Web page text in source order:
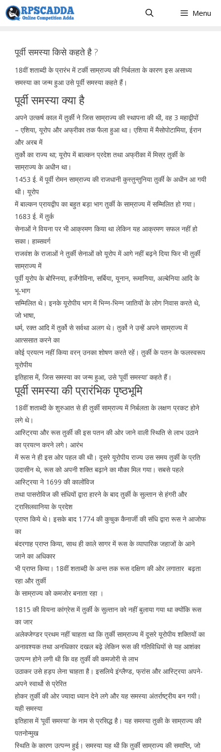
Skip
to
Menu
पूर्वी समस्या किसे कहते है ?
18वीं शताब्दी के प्रारंभ में टर्की साम्राज्य की निर्बलता के कारण इस असाध्य
समस्या का जन्म हुआ उसे पूर्वी समस्या कहते हैं।
पूर्वी समस्या क्या है
अपने उत्कर्ष काल में तुर्की ने जिस साम्राज्य की स्थापना की थी, वह 3 महाद्वीपों
– एशिया, यूरोप और अफ्रीका तक फैला हुआ था। एशिया में मैसोपोटामिया, ईरान
और अरब में
तुर्को का राज्य था; यूरोप में बाल्कन प्रदेश तथा अफ्रीका में मिस्र तुर्की के
साम्राज्य के अधीन था।
1453 ई. में पूर्वी रोमन साम्राज्य की राजधानी कुस्तुन्तुनिया तुर्की के अधीन आ गयी
थी। यूरोप
में बाल्कन प्रायद्वीप का बहुत बड़ा भाग तुर्की के साम्राज्य में सम्मिलित हो गया।
1683 ई. में तुर्क
सेनाओं ने वियना पर भी आक्रमण किया था लेकिन यह आक्रमण सफल नहीं हो
सका। हाब्सवर्ग
राजवंश के राजाओं ने तुर्की सेनाओं को यूरोप में आगे नहीं बढ़ने दिया फिर भी तुर्की
साम्राज्य में
पूर्वी यूरोप के बोस्निया, हर्जेगोविना, सर्बिया, यूनान, रूमानिया, अल्बेनिया आदि के
भू-भाग
सम्मिलित थे। इनके यूरोपीय भाग में भिन्न-भिन्न जातियों के लोग निवास करते थे,
जो भाषा,
धर्म, रक्त आदि में तुर्को से सर्वथा अलग थे। तुर्को ने उन्हें अपने साम्राज्य में
आत्ससात करने का
कोई प्रयत्न नहीं किया वरन् उनका शोषण करते रहें। तुर्की के पतन के फलस्वरूप
यूरोपीय
इतिहास में, जिस समस्या का जन्म हुआ, उसे ‘पूर्वी समस्या’ कहते हैं।
पूर्वी समस्या की प्रारंभिक पृष्ठभूमि
18वीं शताब्दी के शुरुआत से ही तुर्की साम्राज्य में निर्बलता के लक्षण प्रकट होने
लगे थे।
आस्ट्रिया और रूस तुर्की की इस पतन की ओर जाने वाली स्थिति से लाभ उठाने
का प्रयत्न करने लगे। आरंभ
में रूस ने ही इस ओर पहल की थी। दूसरे यूरोपीय राज्य उस समय तुर्की के प्रति
उदासीन थे, रूस को अपनी शक्ति बढ़ाने का मौका मिल गया। सबसे पहले
आस्ट्रिया ने 1699 की कालोंविज
तथा पासरोविज की संधियों द्वारा हारने के बाद तुर्की के सुल्तान से हंगरी और
ट्रासिलवानिया के प्रदेश
प्राप्त किये थे। इसके बाद 1774 की कुचुक कैनार्जी की संधि द्वारा रूस ने आजोफ
का
बंदरगाह प्राप्त किया, साथ ही काले सागर में रूस के व्यापारिक जहाजों के आने
जाने का अधिकार
भी प्राप्त किया। 18वीं शताब्दी के अन्त तक रूस दक्षिण की ओर लगातार बढ़ता
रहा और तुर्की
के साम्राज्य को कमजोर बनाता रहा ।
1815 की वियना कांग्रेस में तुर्की के सुल्तान को नहीं बुलाया गया था क्योंकि रूस
का जार
अलेक्जेण्डर प्रथम नहीं चाहता था कि तुर्की साम्राज्य में दूसरे यूरोपीय शक्तियों का
अनावश्यक तथा अनधिकार दखल बढ़े लेकिन रूस की गतिविधियों से यह आशंका
उत्पन्न होने लगी थी कि वह तुर्की की कमजोरी से लाभ
उठाकर उसे हड़प लेना चाहता है। इसलिये इंग्लैण्ड, फ्रांस और आस्ट्रिया अपने-
अपने स्वार्थो से प्रेरित
होकर तुर्की की ओर ज्यादा ध्यान देने लगे और यह समस्या अंतर्राष्ट्रीय बन गयी।
यही समस्या
इतिहास में ‘पूर्वी समस्या’ के नाम से प्रसिद्ध है। यह समस्या तुकी के साम्राज्य की
पतनोन्मुख
स्थिति के कारण उत्पन्न हुई। समस्या यह थी कि तुर्की साम्राज्य की समाप्ति, जो